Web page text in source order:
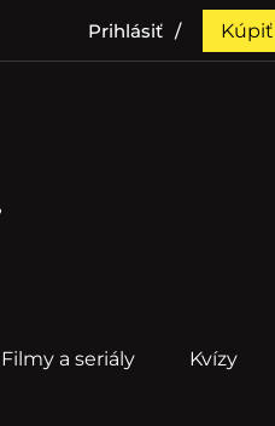
Prihlásiť Kúpiť
Filmy a seriály Kvízy